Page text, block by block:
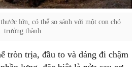
lớn, có thể so sánh với một con chó
trưởng thành.
tròn trịa, đầu to và dáng đi chậm